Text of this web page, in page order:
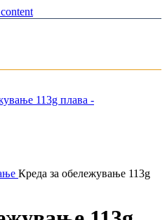
Креда за обележување 113g